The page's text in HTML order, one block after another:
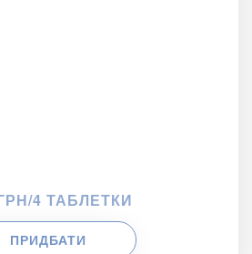
4 ТАБЛЕТКИ
ПРИДБАТИ